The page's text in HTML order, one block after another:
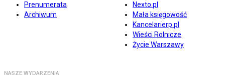
Prenumerata
Archiwum
Nexto.pl
Mała księgowość
Kancelarierp.pl
Wieści Rolnicze
Życie Warszawy
NASZE WYDARZENIA